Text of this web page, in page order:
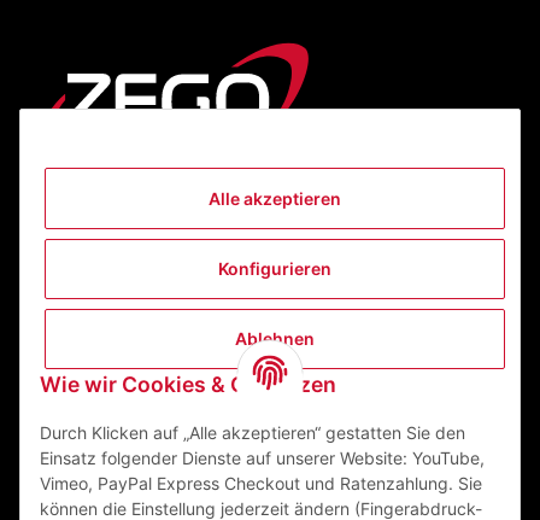
Alle akzeptieren
Konfigurieren
Ablehnen
Wie wir Cookies & Co nutzen
Durch Klicken auf „Alle akzeptieren“ gestatten Sie den
Einsatz folgender Dienste auf unserer Website: YouTube,
Vimeo, PayPal Express Checkout und Ratenzahlung. Sie
können die Einstellung jederzeit ändern (Fingerabdruck-
Informationen
ZEGO Textilveredelungszentrum GmbH
63741 Aschaffenburg Deutschland
Mail:info@zego-tvz.de